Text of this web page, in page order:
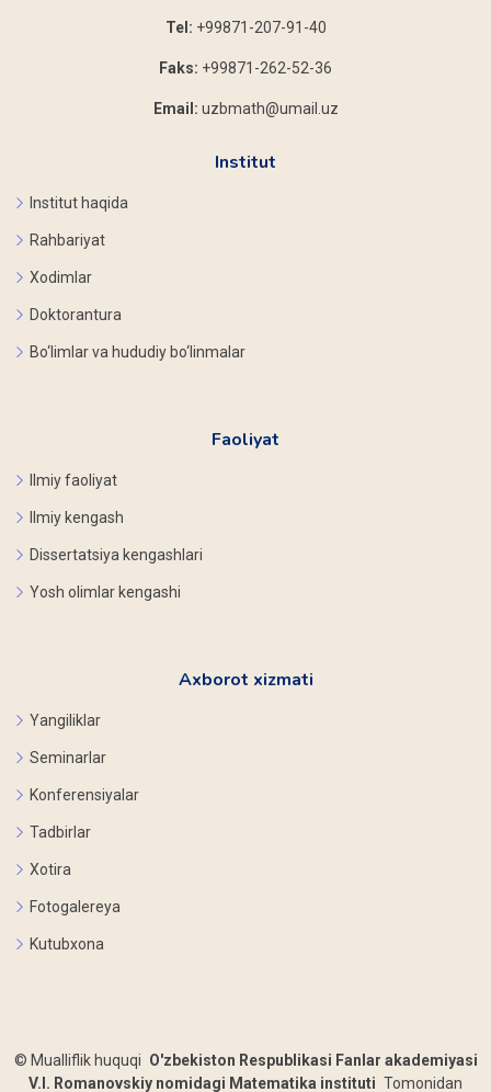
Tel: +99871-207-91-40
Faks: +99871-262-52-36
Email: uzbmath@umail.uz
Institut
Institut haqida
Rahbariyat
Xodimlar
Doktorantura
Bo‘limlar va hududiy bo‘linmalar
Faoliyat
Ilmiy faoliyat
Ilmiy kengash
Dissertatsiya kengashlari
Yosh olimlar kengashi
Axborot xizmati
Yangiliklar
Seminarlar
Konferensiyalar
Tadbirlar
Xotira
Fotogalereya
Kutubxona
© Mualliflik huquqi O'zbekiston Respublikasi Fanlar akademiyasi
V.I. Romanovskiy nomidagi Matematika instituti Tomonidan